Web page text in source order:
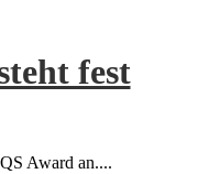
fest
Award an....